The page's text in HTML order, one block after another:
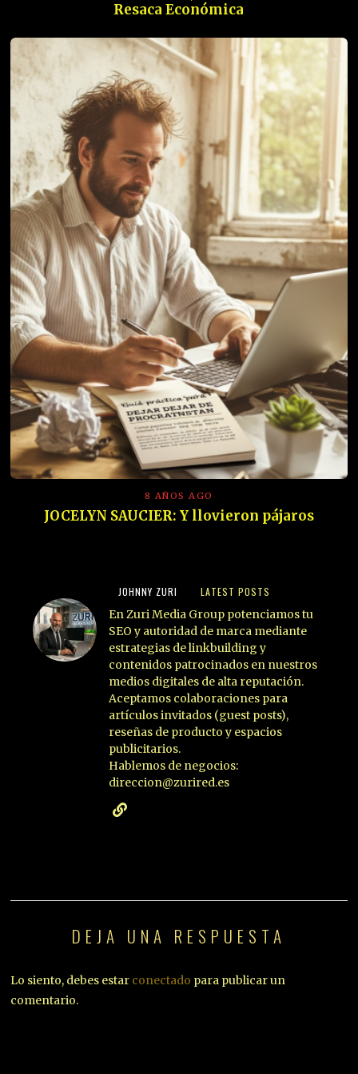
Resaca Económica
8 AÑOS AGO
JOCELYN SAUCIER: Y llovieron pájaros
JOHNNY ZURI LATEST POSTS
En Zuri Media Group potenciamos tu
SEO y autoridad de marca mediante
estrategias de linkbuilding y
contenidos patrocinados en nuestros
medios digitales de alta reputación.
Aceptamos colaboraciones para
artículos invitados (guest posts),
reseñas de producto y espacios
publicitarios.
Hablemos de negocios:
direccion@zurired.es
DEJA UNA RESPUESTA
Lo siento, debes estar conectado para publicar un
comentario.